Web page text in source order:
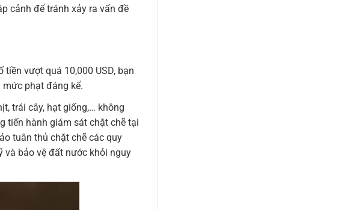
cảnh để tránh xảy ra vấn đề
vượt quá 10,000 USD, bạn
phạt đáng kể.
trái cây, hạt giống,… không
tiến hành giám sát chặt chẽ tại
tuân thủ chặt chẽ các quy
và bảo vệ đất nước khỏi nguy